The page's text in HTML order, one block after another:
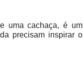
uma cachaça, é um
precisam inspirar o